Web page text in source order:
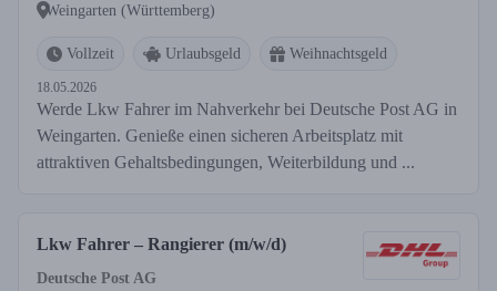
Weingarten (Württemberg)
Vollzeit Urlaubsgeld Weihnachtsgeld
18.05.2026
Werde Lkw Fahrer im Nahverkehr bei Deutsche Post AG in
Weingarten. Genieße einen sicheren Arbeitsplatz mit
attraktiven Gehaltsbedingungen, Weiterbildung und ...
Lkw Fahrer – Rangierer (m/w/d)
Deutsche Post AG